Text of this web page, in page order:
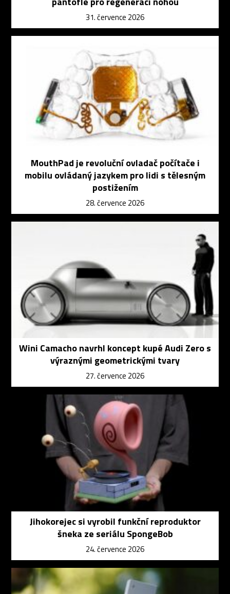
31. července 2026
MouthPad je revoluční ovladač počítače i
mobilu ovládaný jazykem pro lidi s tělesným
postižením
28. července 2026
Wini Camacho navrhl koncept kupé Audi Zero s
výraznými geometrickými tvary
27. července 2026
Jihokorejec si vyrobil funkční reproduktor
šneka ze seriálu SpongeBob
24. července 2026